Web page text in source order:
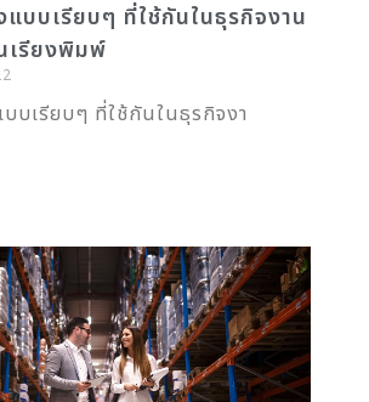
แบบเรียบๆ ที่ใช้กันในธุรกิจงาน
เรียงพิมพ์
บบเรียบๆ ที่ใช้กันในธุรกิจงา